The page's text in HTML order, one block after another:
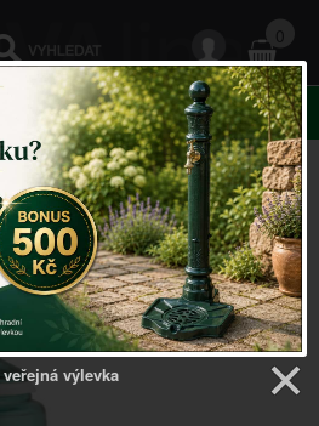
0
sklo Portugal-
výlevka